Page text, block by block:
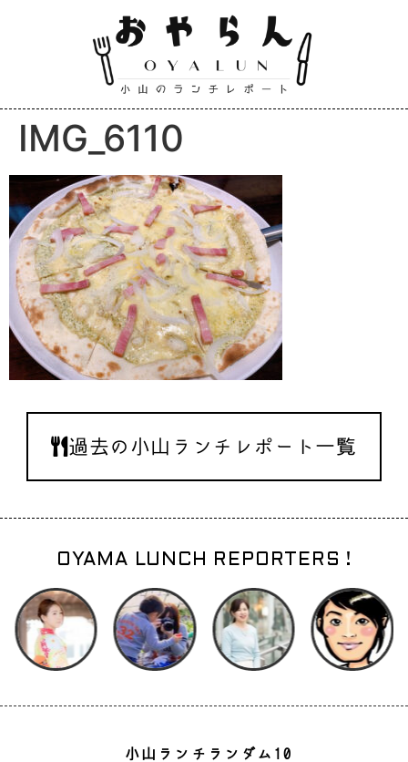
IMG_6110
過去の小山ランチレポート一覧
OYAMA LUNCH REPORTERS !
小山ランチランダム10